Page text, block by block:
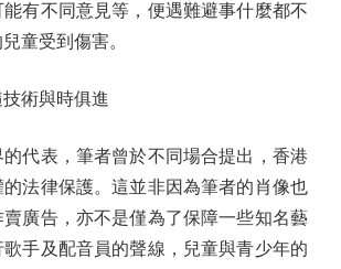
有不同意見等，便遇難避事什麼都不
童受到傷害。
術與時俱進
表，筆者曾於不同場合提出，香港
法律保護。這並非因為筆者的肖像也
廣告，亦不是僅為了保障一些知名藝
歌手及配音員的聲線，兒童與青少年的